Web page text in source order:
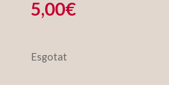
5,00€
Esgotat